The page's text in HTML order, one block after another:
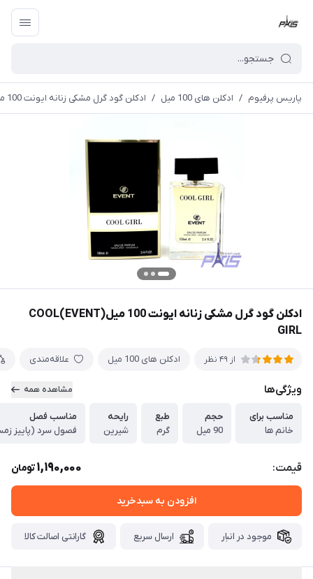
پاریس پرفیوم / ادکلن های 100 میل / ادکلن گود گرل مشکی زنانه ایونت 100 میل(EVENT)COOL GIRL
ادکلن گود گرل مشکی زنانه ایونت 100 میل(EVENT)COOL
GIRL
از 49 نظر ادکلن های 100 میل علاقه‌مندی
ویژگی‌ها مشاهده همه
مناسب برای
خانم ها
حجم
90 میل
طبع
گرم
رایحه
شیرین
مناسب فصل
فصول سرد (پاییز
قیمت: 1,190,000تومان
افزودن به سبدخرید
موجود در انبار ارسال سریع گارانتی اصالت کالا